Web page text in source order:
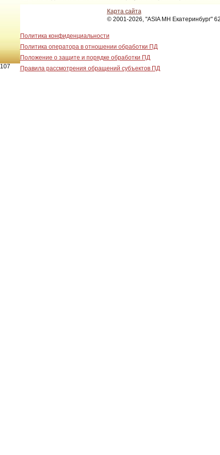
Карта сайта
© 2001-2026, "ASIA MH Екатеринбург"
Политика конфиденциальности
Политика оператора в отношении обработки ПД
Положение о защите и порядке обработки ПД
Правила рассмотрения обращений субъектов ПД
107